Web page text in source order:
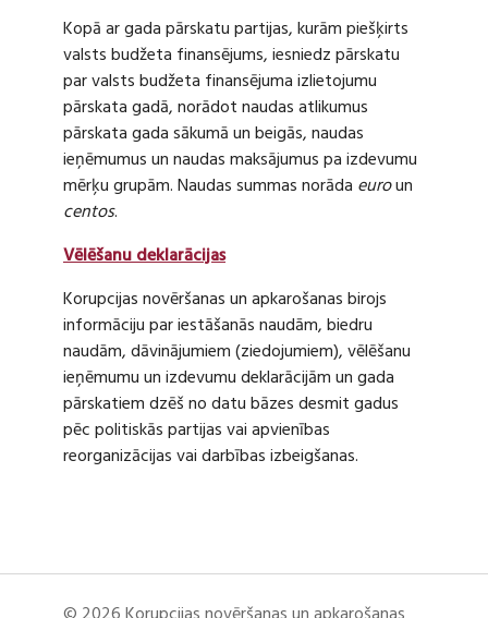
Kopā ar gada pārskatu partijas, kurām piešķirts
valsts budžeta finansējums, iesniedz pārskatu
par valsts budžeta finansējuma izlietojumu
pārskata gadā, norādot naudas atlikumus
pārskata gada sākumā un beigās, naudas
ieņēmumus un naudas maksājumus pa izdevumu
mērķu grupām. Naudas summas norāda euroun
centos.
Vēlēšanu deklarācijas
Korupcijas novēršanas un apkarošanas birojs
informāciju par iestāšanās naudām, biedru
naudām, dāvinājumiem (ziedojumiem), vēlēšanu
ieņēmumu un izdevumu deklarācijām un gada
pārskatiem dzēš no datu bāzes desmit gadus
pēc politiskās partijas vai apvienības
reorganizācijas vai darbības izbeigšanas.